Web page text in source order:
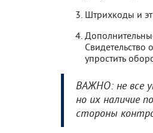
Штрихкоды и
Свидетельство
упростить
ВАЖНО: не все
но их наличие
стороны